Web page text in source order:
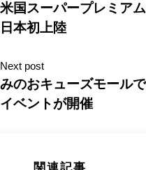
米国スーパープレミア
日本初上陸
Next post
みのおキューズモール
イベントが開催